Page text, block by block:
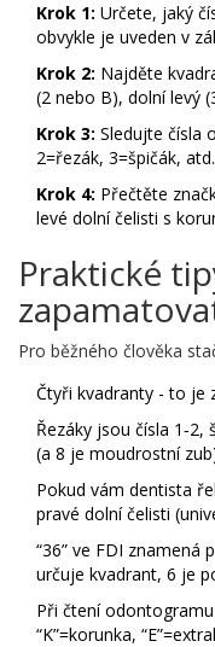
Krok 1: Určete, jaký
obvykle je uveden v
Krok 2: Najděte
(2 nebo B), dolní levý
Krok 3: Sledujte čísla
2=řezák, 3=špičák, atd.
Krok 4: Přečtěte
levé dolní čelisti s
Praktické
Pro běžného člověka
Čtyři kvadranty - to je
Řezáky jsou čísla 1‑2,
(a 8 je moudrostní
Pokud vám dentista
pravé dolní čelisti
“36” ve FDI znamená
určuje kvadrant, 6 je
Při čtení
“K”=korunka,